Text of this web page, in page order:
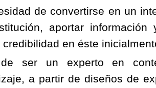
de convertirse en un
aportar información
credibilidad en éste
de ser un experto en
a partir de diseños de